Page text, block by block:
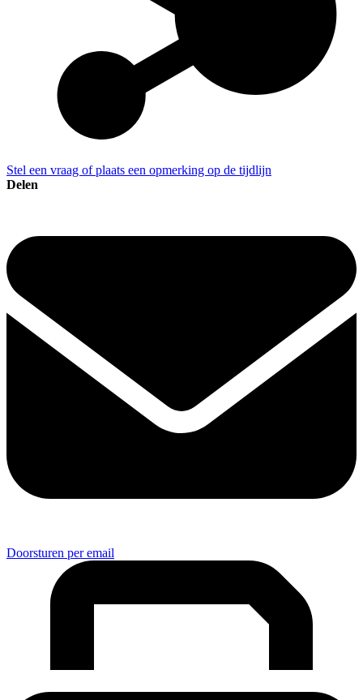
Stel een vraag of plaats een opmerking op de tijdlijn
Delen
Doorsturen per email